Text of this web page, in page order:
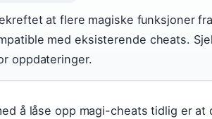
at flere magiske funksjoner
med eksisterende cheats.
oppdateringer.
å låse opp magi-cheats tidlig er at